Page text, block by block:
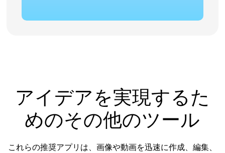
アイデアを実現するた
めのその他のツール
これらの推奨アプリは、画像や動画を迅速に作成、編集、